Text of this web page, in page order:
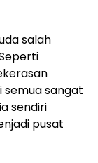
salah
semua sangat
sendiri
pusat